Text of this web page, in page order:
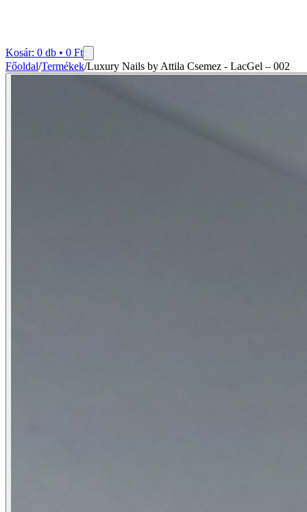
Kosár: 0 db • 0 Ft
Főoldal/Termékek/Luxury Nails by Attila Csemez - LacGel – 002